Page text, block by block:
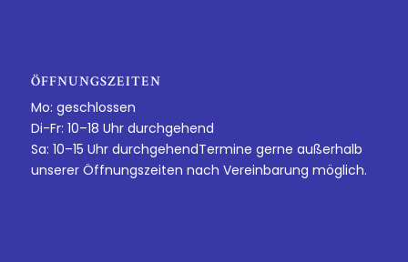
ÖFFNUNGSZEITEN
Mo: geschlossen
Di-Fr: 10–18 Uhr durchgehend
Sa: 10–15 Uhr durchgehendTermine gerne außerhalb
unserer Öffnungszeiten nach Vereinbarung möglich.